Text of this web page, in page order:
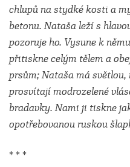
chlupů na stydké kosti a
betonu. Nataša leží s
pozoruje ho. Vysune k
přitiskne celým tělem a
prsům; Nataša má
prosvítají modrozelené
bradavky. Nami ji tiskne
opotřebovanou ruskou
* * *